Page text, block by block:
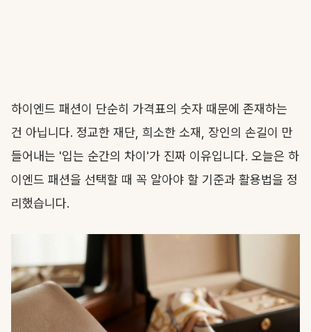
하이엔드 패션이 단순히 가격표의 숫자 때문에 존재하는
건 아닙니다. 정교한 재단, 희소한 소재, 장인의 손길이 만
들어내는 '입는 순간의 차이'가 진짜 이유입니다. 오늘은 하
이엔드 패션을 선택할 때 꼭 알아야 할 기준과 활용법을 정
리했습니다.